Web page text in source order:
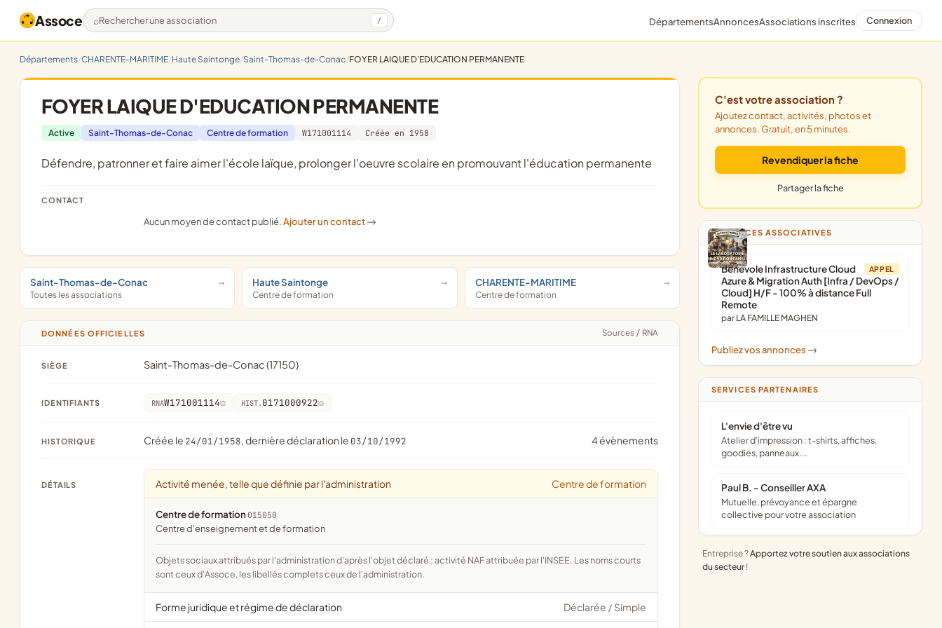
Assoce Rechercher une association / DépartementsAnnoncesAssociations inscrites Connexion
Départements CHARENTE-MARITIME Haute Saintonge Saint-Thomas-de-Conac FOYER LAIQUE D'EDUCATION PERMANENTE
FOYER LAIQUE D'EDUCATION PERMANENTE
Active Saint-Thomas-de-Conac Centre de formation W171001114 Créée en 1958
défendre, patronner et faire aimer l'école laïque, prolonger l'oeuvre scolaire en promouvant l'éducation permanente
CONTACT
Aucun moyen de contact publié.Ajouter un contact ->
Saint-Thomas-de-Conac
Toutes les associations
Haute Saintonge
Centre de formation
CHARENTE-MARITIME
Centre de formation
DONNÉES OFFICIELLES Sources / RNA
SIÈGE Saint-Thomas-de-Conac (17150)
IDENTIFIANTS RNAW171001114 HIST. 0171000922
HISTORIQUE Créée le 24/01/1958, dernière déclaration le 03/10/1992 4 évènements
DÉTAILS Activité menée, telle que définie par l'administration Centre de formation
Centre de formation 015050
centre d'enseignement et de formation
Objets sociaux attribués par l'administration d'après l'objet déclaré ; activité NAF attribuée par l'INSEE. Les noms courts
sont ceux d'Assoce, les libellés complets ceux de l'administration.
Forme juridique et régime de déclaration Déclarée / Simple
C'est votre association ?
Ajoutez contact, activités, photos et
annonces. Gratuit, en 5 minutes.
Revendiquer la fiche
Partager la fiche
ANNONCES ASSOCIATIVES
APPEL
Bénévole Infrastructure Cloud
Azure & Migration Auth [Infra / DevOps /
Cloud] H/F - 100% à distance Full
Remote
par LA FAMILLE MAGHEN
Publiez vos annonces ->
SERVICES PARTENAIRES
L'envie d'être vu
Atelier d'impression : t-shirts, affiches,
goodies, panneaux...
Paul B. - Conseiller AXA
Mutuelle, prévoyance et épargne
collective pour votre association
Entreprise ?Apportez votre soutien aux associations
du secteur !